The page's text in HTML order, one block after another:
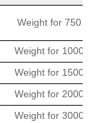
Weight for 750
Weight for 1000
Weight for 1500
Weight for 2000
Weight for 3000